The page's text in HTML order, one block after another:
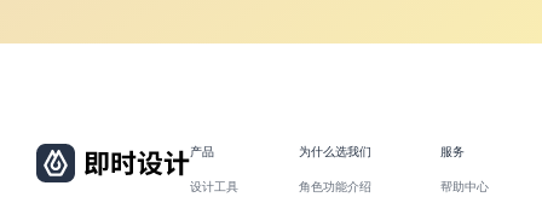
产品
设计工具
为什么选我们
角色功能介绍
服务
帮助中心